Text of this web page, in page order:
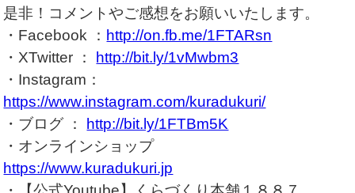
是非！コメントやご感想をお願いいたします。
・Facebook ： http://on.fb.me/1FTARsn
・XTwitter ： http://bit.ly/1vMwbm3
・Instagram：
https://www.instagram.com/kuradukuri/
・ブログ ： http://bit.ly/1FTBm5K
・オンラインショップ
https://www.kuradukuri.jp